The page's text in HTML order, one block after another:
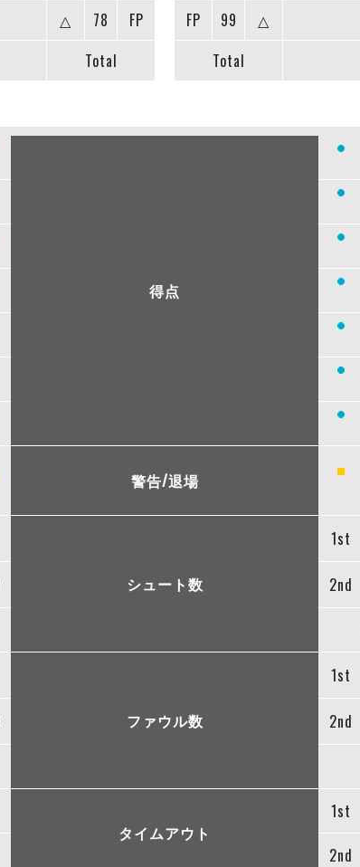
△ 78
FP
Total
FP
99 △
Total
得点
警告/退場
シュート数
1st
2nd
ファウル数
1st
2nd
タイムアウト
1st
2nd